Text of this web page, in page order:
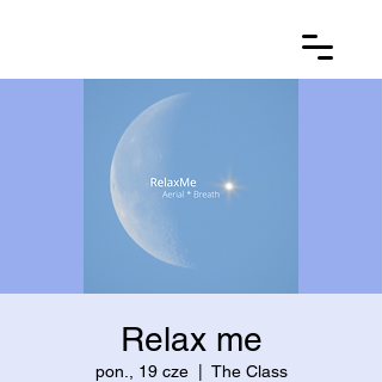
Relax me
pon., 19 cze
  |
The Class